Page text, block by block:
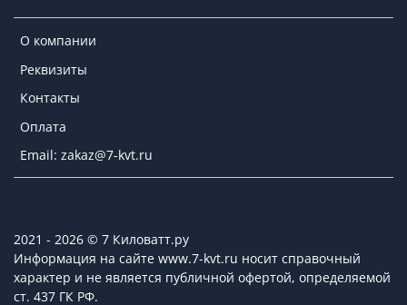
О компании
Реквизиты
Контакты
Оплата
Email: zakaz@7-kvt.ru
2021 - 2026 © 7 Киловатт.ру
Информация на сайте www.7-kvt.ru носит справочный
характер и не является публичной офертой, определяемой
ст. 437 ГК РФ.